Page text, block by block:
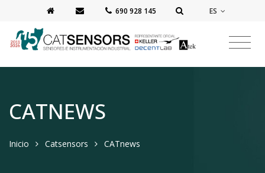
‭690 928 145‬ ES
CATNEWS
Inicio Catsensors CATnews